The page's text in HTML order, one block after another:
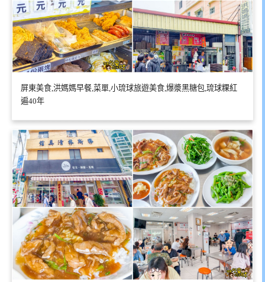
屏東美食,洪媽媽早餐,菜單,小琉球旅遊美食,爆漿黑糖包,琉球粿紅
遍40年